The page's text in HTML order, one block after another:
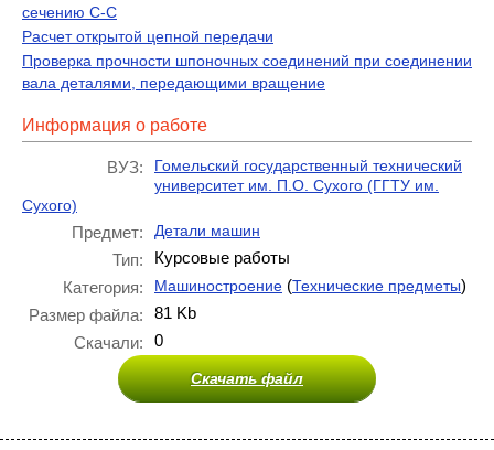
сечению С-С
Расчет открытой цепной передачи
Проверка прочности шпоночных соединений при соединении
вала деталями, передающими вращение
Информация о работе
ВУЗ:
Гомельский государственный технический
университет им. П.О. Сухого (ГГТУ им.
Сухого)
Предмет: Детали машин
Тип:
Курсовые работы
Категория:
Машиностроение (Технические предметы)
Размер файла:
81 Kb
Скачали:
0
Скачать файл